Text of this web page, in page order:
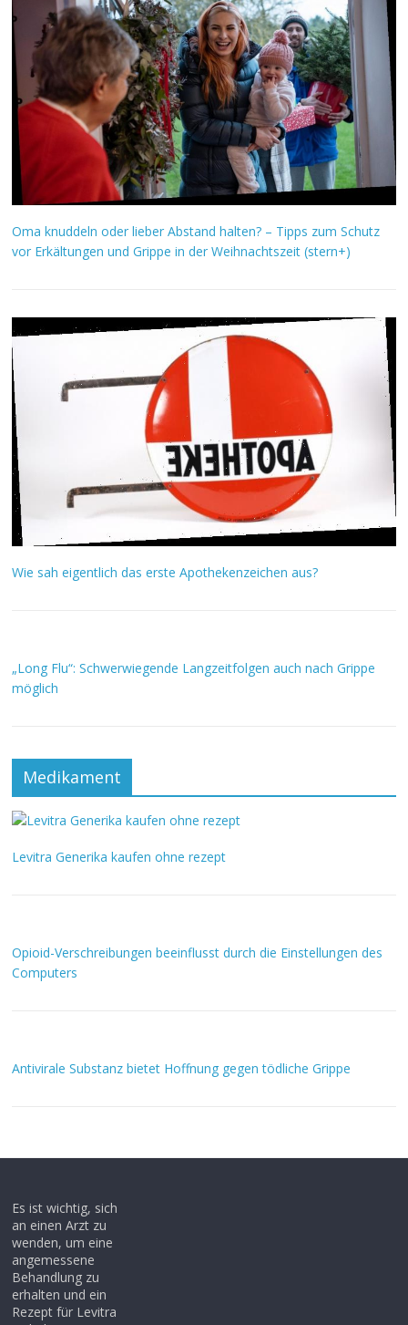
Oma knuddeln oder lieber Abstand halten? – Tipps zum Schutz
vor Erkältungen und Grippe in der Weihnachtszeit (stern+)
Wie sah eigentlich das erste Apothekenzeichen aus?
„Long Flu“: Schwerwiegende Langzeitfolgen auch nach Grippe
möglich
Medikament
Levitra Generika kaufen ohne rezept
Opioid-Verschreibungen beeinflusst durch die Einstellungen des
Computers
Antivirale Substanz bietet Hoffnung gegen tödliche Grippe
Es ist wichtig, sich
an einen Arzt zu
wenden, um eine
angemessene
Behandlung zu
erhalten und ein
Rezept für Levitra